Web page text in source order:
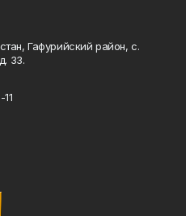
Гафурийский район, с.
33.